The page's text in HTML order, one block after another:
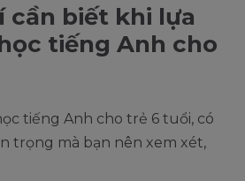
cần biết khi lựa
tiếng Anh cho
tiếng Anh cho trẻ 6 tuổi, có
trọng mà bạn nên xem xét,